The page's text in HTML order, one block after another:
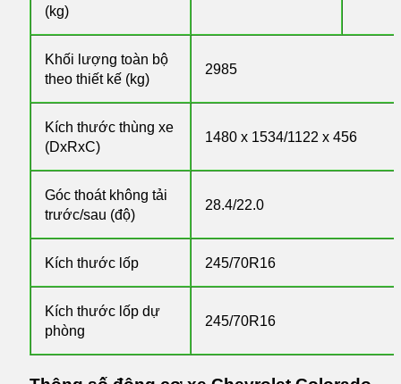
(kg)
Khối lượng toàn bộ
theo thiết kế (kg)
2985
Kích thước thùng xe
(DxRxC)
1480 x 1534/1122 x 456
Góc thoát không tải
trước/sau (độ)
28.4/22.0
Kích thước lốp 245/70R16
Kích thước lốp dự
phòng
245/70R16